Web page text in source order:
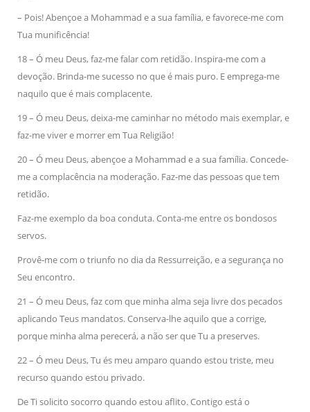
– Pois! Abençoe a Mohammad e a sua família, e favorece-me com
Tua munificência!
18 – Ó meu Deus, faz-me falar com retidão. Inspira-me com a
devoção. Brinda-me sucesso no que é mais puro. E emprega-me
naquilo que é mais complacente.
19 – Ó meu Deus, deixa-me caminhar no método mais exemplar, e
faz-me viver e morrer em Tua Religião!
20 – Ó meu Deus, abençoe a Mohammad e a sua família. Concede-
me a complacência na moderação. Faz-me das pessoas que tem
retidão.
Faz-me exemplo da boa conduta. Conta-me entre os bondosos
servos.
Provê-me com o triunfo no dia da Ressurreição, e a segurança no
Seu encontro.
21 – Ó meu Deus, faz com que minha alma seja livre dos pecados
aplicando Teus mandatos. Conserva-lhe aquilo que a corrige,
porque minha alma perecerá, a não ser que Tu a preserves.
22 – Ó meu Deus, Tu és meu amparo quando estou triste, meu
recurso quando estou privado.
De Ti solicito socorro quando estou aflito. Contigo está o